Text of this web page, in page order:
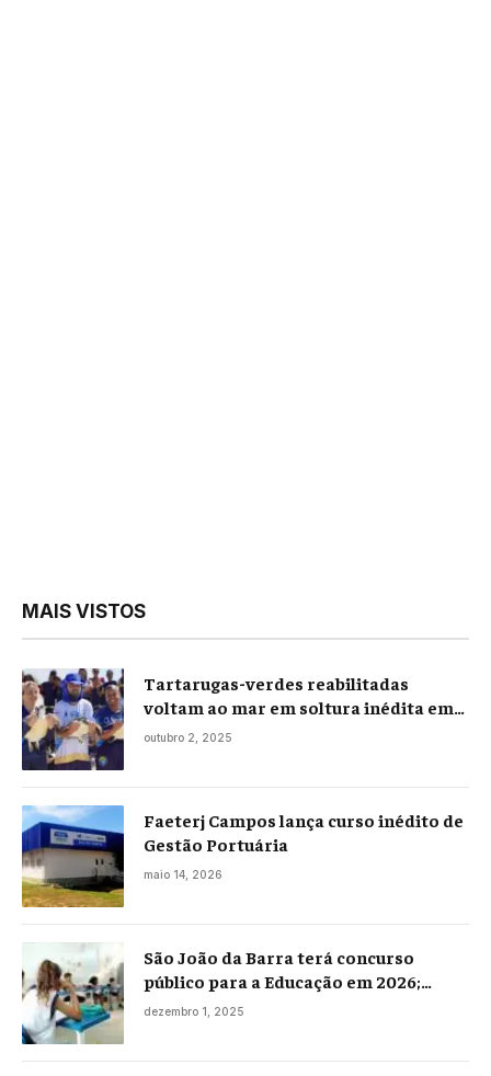
MAIS VISTOS
Tartarugas-verdes reabilitadas
voltam ao mar em soltura inédita em
Praia Seca
outubro 2, 2025
Faeterj Campos lança curso inédito de
Gestão Portuária
maio 14, 2026
São João da Barra terá concurso
público para a Educação em 2026;
projeto já está na Câmara
dezembro 1, 2025